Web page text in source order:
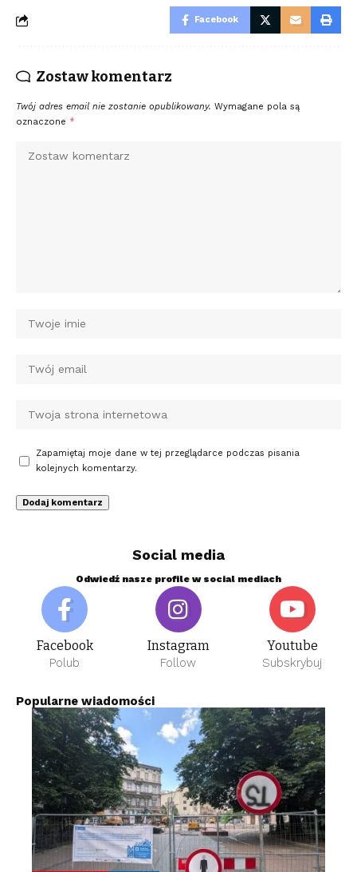
Facebook
Zostaw komentarz
Twój adres email nie zostanie opublikowany. Wymagane pola są
oznaczone *
Zapamiętaj moje dane w tej przeglądarce podczas pisania
kolejnych komentarzy.
Social media
Odwiedź nasze profile w social mediach
Facebook
Polub
Instagram
Follow
Youtube
Subskrybuj
Popularne wiadomości